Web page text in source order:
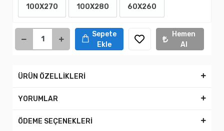
100X270 100X280 60X260
Sepete
Ekle
Hemen
Al
ÜRÜN ÖZELLİKLERİ
YORUMLAR
ÖDEME SEÇENEKLERİ